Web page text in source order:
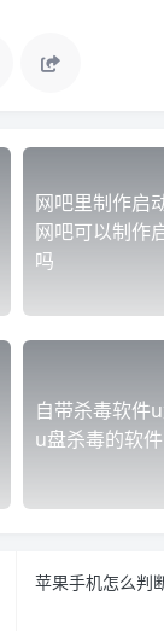
网吧里制作启
网吧可以制作
吗
自带杀毒软件
u盘杀毒的软件